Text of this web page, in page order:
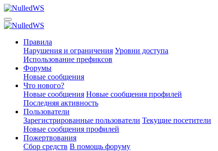
Правила
Нарушения и ограничения Уровни доступа
Использование префиксов
Форумы
Новые сообщения
Что нового?
Новые сообщения Новые сообщения профилей
Последняя активность
Пользователи
Зарегистрированные пользователи Текущие посетители
Новые сообщения профилей
Пожертвования
Сбор средств В помощь форуму